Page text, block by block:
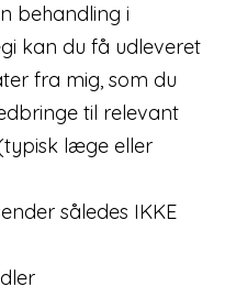
behandling i
kan du få udleveret
fra mig, som du
til relevant
læge eller
således IKKE